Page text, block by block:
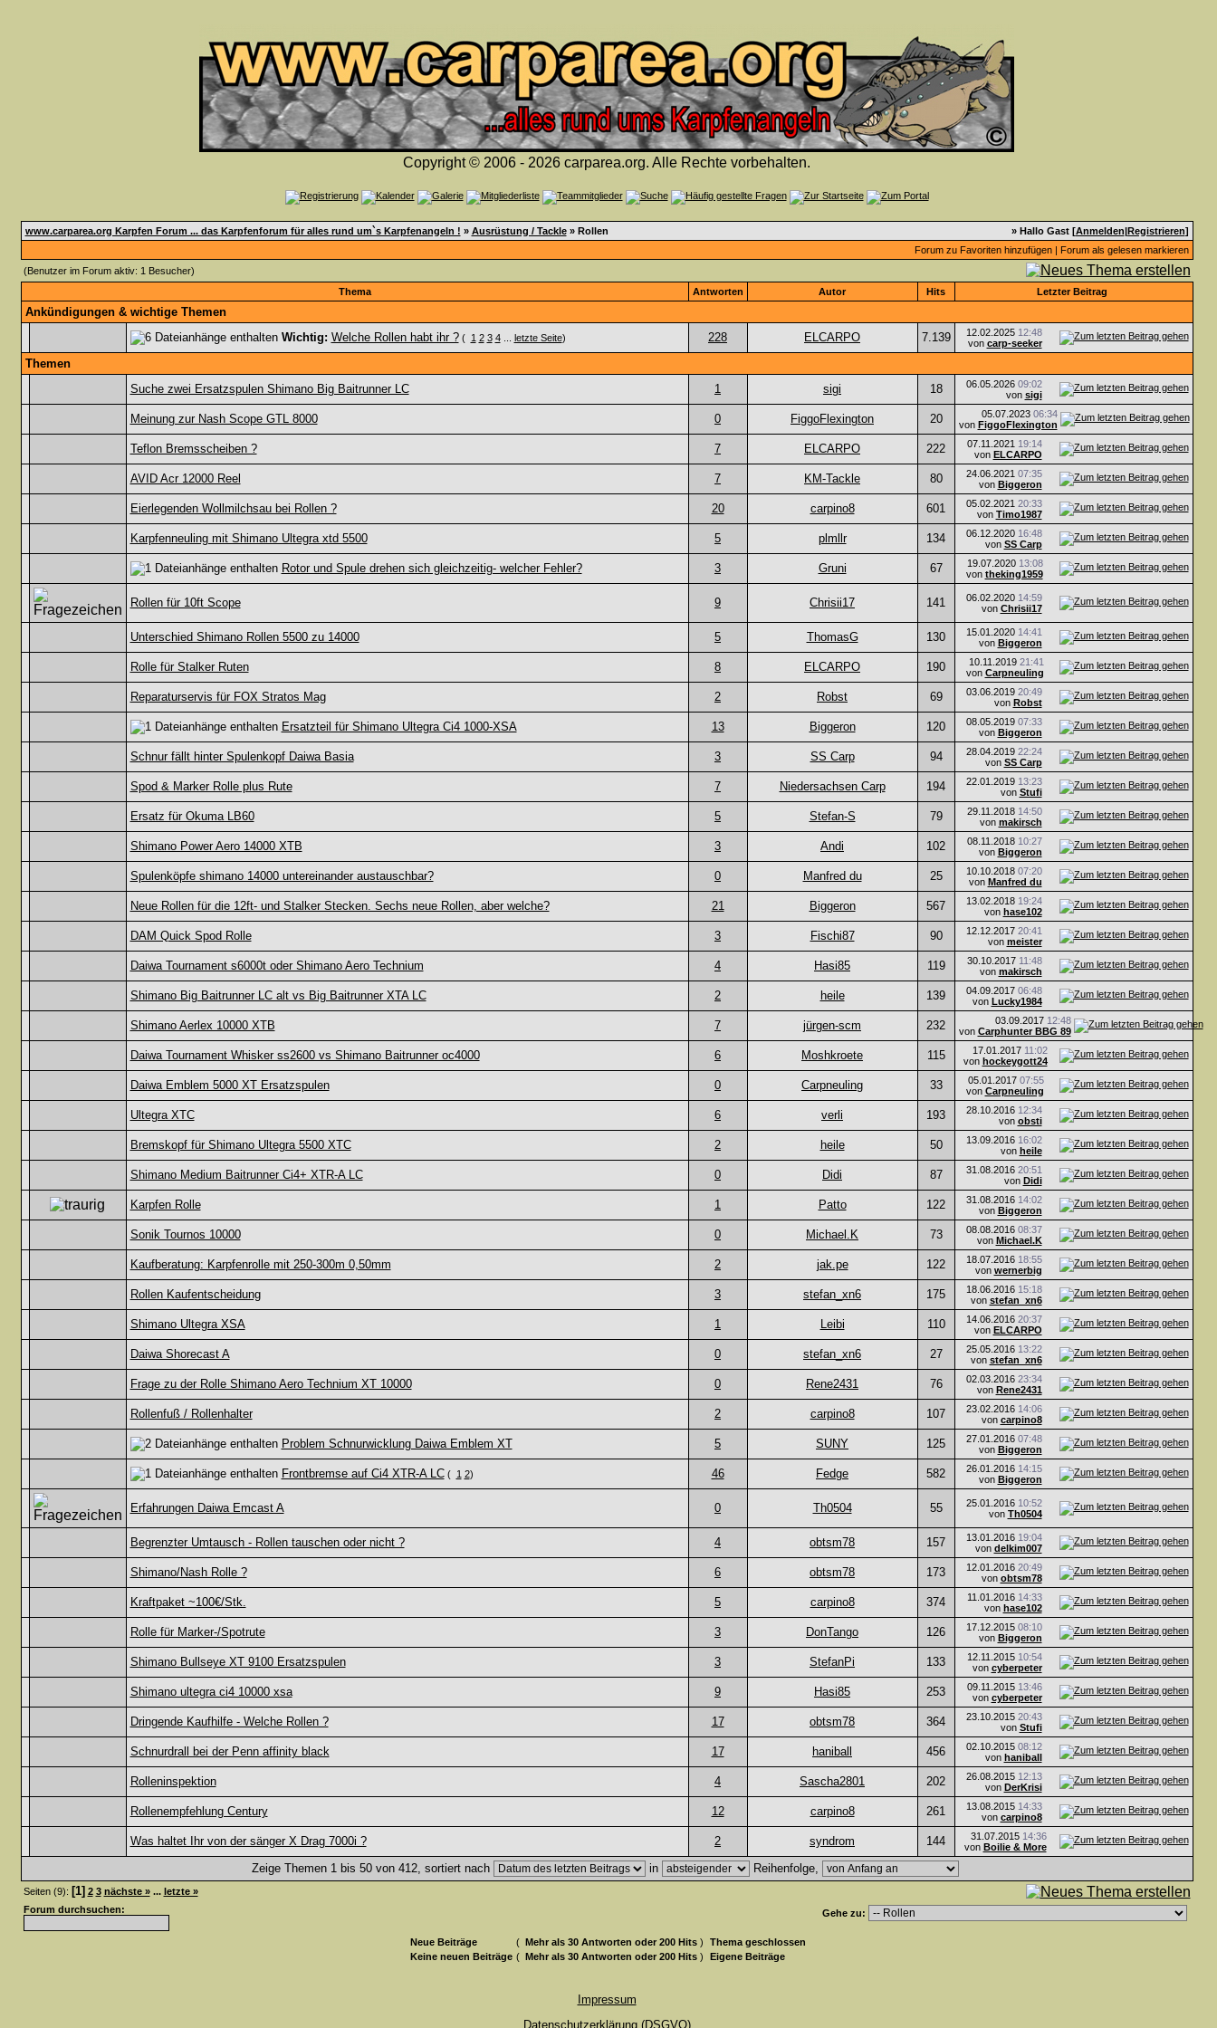
Copyright © 2006 - 2026 carparea.org. Alle Rechte vorbehalten.
www.carparea.org Karpfen Forum ... das Karpfenforum für alles rund um`s Karpfenangeln ! » Ausrüstung / Tackle» Rollen » Hallo Gast [Anmelden|Registrieren]
Forum zu Favoriten hinzufügen| Forum als gelesen markieren
(Benutzer im Forum aktiv: 1 Besucher)
Thema
Antworten Autor Hits Letzter Beitrag
Ankündigungen & wichtige Themen
Wichtig: Welche Rollen habt ihr ?( 1 2 3 4... letzte Seite) 228 ELCARPO 7.139 12.02.2025 12:48
von carp-seeker
Themen
Suche zwei Ersatzspulen Shimano Big Baitrunner LC
1 sigi 18 06.05.2026 09:02
von sigi
Meinung zur Nash Scope GTL 8000 0 FiggoFlexington 20 05.07.2023 06:34
von FiggoFlexington
Teflon Bremsscheiben ? 7 ELCARPO 222 07.11.2021 19:14
von ELCARPO
AVID Acr 12000 Reel 7 KM-Tackle 80 24.06.2021 07:35
von Biggeron
Eierlegenden Wollmilchsau bei Rollen ? 20 carpino8 601 05.02.2021 20:33
von Timo1987
Karpfenneuling mit Shimano Ultegra xtd 5500 5 plmllr 134 06.12.2020 16:48
von SS Carp
Rotor und Spule drehen sich gleichzeitig- welcher Fehler? 3 Gruni 67 19.07.2020 13:08
von theking1959
Rollen für 10ft Scope 9 Chrisii17 141 06.02.2020 14:59
von Chrisii17
Unterschied Shimano Rollen 5500 zu 14000 5 ThomasG 130 15.01.2020 14:41
von Biggeron
Rolle für Stalker Ruten 8 ELCARPO 190 10.11.2019 21:41
von Carpneuling
Reparaturservis für FOX Stratos Mag 2 Robst 69 03.06.2019 20:49
von Robst
Ersatzteil für Shimano Ultegra Ci4 1000-XSA 13 Biggeron 120 08.05.2019 07:33
von Biggeron
Schnur fällt hinter Spulenkopf Daiwa Basia 3 SS Carp 94 28.04.2019 22:24
von SS Carp
Spod & Marker Rolle plus Rute 7 Niedersachsen Carp 194 22.01.2019 13:23
von Stufi
Ersatz für Okuma LB60 5 Stefan-S 79 29.11.2018 14:50
von makirsch
Shimano Power Aero 14000 XTB 3 Andi 102 08.11.2018 10:27
von Biggeron
Spulenköpfe shimano 14000 untereinander austauschbar? 0 Manfred du 25 10.10.2018 07:20
von Manfred du
Neue Rollen für die 12ft- und Stalker Stecken. Sechs neue Rollen, aber welche? 21 Biggeron 567 13.02.2018 19:24
von hase102
DAM Quick Spod Rolle 3 Fischi87 90 12.12.2017 20:41
von meister
Daiwa Tournament s6000t oder Shimano Aero Technium 4 Hasi85 119 30.10.2017 11:48
von makirsch
Shimano Big Baitrunner LC alt vs Big Baitrunner XTA LC 2 heile 139 04.09.2017 06:48
von Lucky1984
Shimano Aerlex 10000 XTB 7 jürgen-scm 232 03.09.2017 12:48
von Carphunter BBG 89
Daiwa Tournament Whisker ss2600 vs Shimano Baitrunner oc4000 6 Moshkroete 115 17.01.2017 11:02
von hockeygott24
Daiwa Emblem 5000 XT Ersatzspulen 0 Carpneuling 33 05.01.2017 07:55
von Carpneuling
Ultegra XTC 6 verli 193 28.10.2016 12:34
von obsti
Bremskopf für Shimano Ultegra 5500 XTC 2 heile 50 13.09.2016 16:02
von heile
Shimano Medium Baitrunner Ci4+ XTR-A LC 0 Didi 87 31.08.2016 20:51
von Didi
Karpfen Rolle 1 Patto 122 31.08.2016 14:02
von Biggeron
Sonik Tournos 10000 0 Michael.K 73 08.08.2016 08:37
von Michael.K
Kaufberatung: Karpfenrolle mit 250-300m 0,50mm 2 jak.pe 122 18.07.2016 18:55
von wernerbig
Rollen Kaufentscheidung 3 stefan_xn6 175 18.06.2016 15:18
von stefan_xn6
Shimano Ultegra XSA 1 Leibi 110 14.06.2016 20:37
von ELCARPO
Daiwa Shorecast A 0 stefan_xn6 27 25.05.2016 13:22
von stefan_xn6
Frage zu der Rolle Shimano Aero Technium XT 10000 0 Rene2431 76 02.03.2016 23:34
von Rene2431
Rollenfuß / Rollenhalter 2 carpino8 107 23.02.2016 14:06
von carpino8
Problem Schnurwicklung Daiwa Emblem XT 5 SUNY 125 27.01.2016 07:48
von Biggeron
Frontbremse auf Ci4 XTR-A LC( 1 2) 46 Fedge 582 26.01.2016 14:15
von Biggeron
Erfahrungen Daiwa Emcast A 0 Th0504 55 25.01.2016 10:52
von Th0504
Begrenzter Umtausch - Rollen tauschen oder nicht ? 4 obtsm78 157 13.01.2016 19:04
von delkim007
Shimano/Nash Rolle ? 6 obtsm78 173 12.01.2016 20:49
von obtsm78
Kraftpaket ~100€/Stk. 5 carpino8 374 11.01.2016 14:33
von hase102
Rolle für Marker-/Spotrute 3 DonTango 126 17.12.2015 08:10
von Biggeron
Shimano Bullseye XT 9100 Ersatzspulen 3 StefanPi 133 12.11.2015 10:54
von cyberpeter
Shimano ultegra ci4 10000 xsa 9 Hasi85 253 09.11.2015 13:46
von cyberpeter
Dringende Kaufhilfe - Welche Rollen ? 17 obtsm78 364 23.10.2015 20:43
von Stufi
Schnurdrall bei der Penn affinity black 17 haniball 456 02.10.2015 08:12
von haniball
Rolleninspektion 4 Sascha2801 202 26.08.2015 12:13
von DerKrisi
Rollenempfehlung Century 12 carpino8 261 13.08.2015 14:33
von carpino8
Was haltet Ihr von der sänger X Drag 7000i ? 2 syndrom 144 31.07.2015 14:36
von Boilie & More
Zeige Themen 1 bis 50 von 412, sortiert nach in Reihenfolge,
Seiten (9): [1] 2 3 nächste » ... letzte »
Forum durchsuchen:
Gehe zu:
Neue Beiträge ( Mehr als 30 Antworten oder 200 Hits )
Thema geschlossen
Keine neuen Beiträge ( Mehr als 30 Antworten oder 200 Hits ) Eigene Beiträge
Impressum
Datenschutzerklärung (DSGVO)